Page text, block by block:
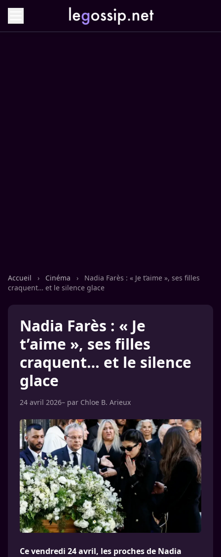
Accueil › Cinéma ›
Nadia Farès : « Je t’aime », ses filles
craquent… et le silence glace
Nadia Farès : « Je
t’aime », ses filles
craquent… et le silence
glace
24 avril 2026– par Chloe B. Arieux
Ce vendredi 24 avril, les proches de Nadia